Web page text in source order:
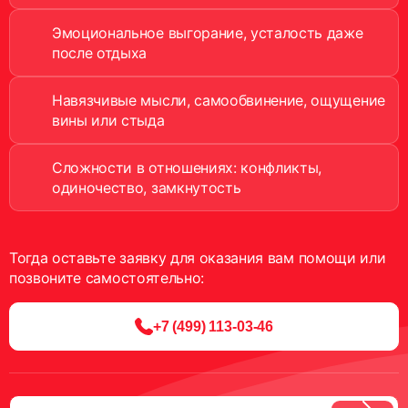
Тогда оставьте заявку для оказания вам помощи или
позвоните самостоятельно:
+7 (499) 113-03-46
Эмоциональное выгорание, усталость даже
после отдыха
Навязчивые мысли, самообвинение, ощущение
вины или стыда
Сложности в отношениях: конфликты,
одиночество, замкнутость